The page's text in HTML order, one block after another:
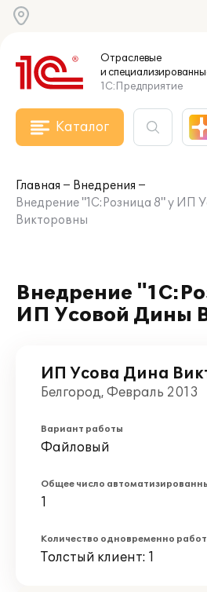
Отраслевые
и
1С:Предприятие
Каталог
Главная
Внедрения
Внедрение "1С:Розница 8" у ИП
Викторовны
Внедрение
ИП Усовой Дины
ИП Усова Дина
Белгород, Февраль 2013
Вариант работы
Файловый
Общее число
1
Количество одновременно
Толстый клиент: 1